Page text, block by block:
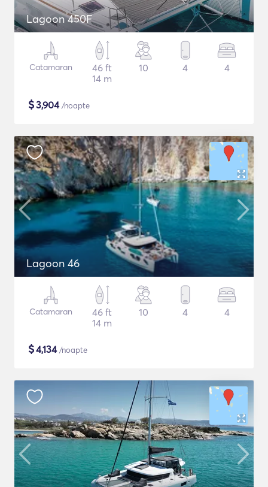
Lagoon 450F
Catamaran
46 ft
14 m
10 4 4
$3,904/noapte
Lagoon 46
Catamaran
46 ft
14 m
10 4 4
$4,134/noapte